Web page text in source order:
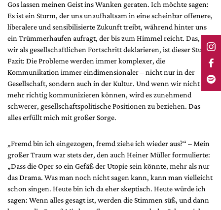
Gos lassen meinen Geist ins Wanken geraten. Ich möchte sagen:
Es ist ein Sturm, der uns unaufhaltsam in eine scheinbar offenere,
liberalere und sensibilisierte Zukunft treibt, während hinter uns
ein Trümmerhaufen aufragt, der bis zum Himmel reicht. Das, was
wir als gesellschaftlichen Fortschritt deklarieren, ist dieser Sturm.
Fazit: Die Probleme werden immer komplexer, die
Kommunikation immer eindimensionaler – nicht nur in der
Gesellschaft, sondern auch in der Kultur. Und wenn wir nicht
mehr richtig kommunizieren können, wird es zunehmend
schwerer, gesellschaftspolitische Positionen zu beziehen. Das
alles erfüllt mich mit großer Sorge.
„Fremd bin ich eingezogen, fremd ziehe ich wieder aus?“ – Mein
großer Traum war stets der, den auch Heiner Müller formulierte:
„Dass die Oper so ein Gefäß der Utopie sein könnte, mehr als nur
das Drama. Was man noch nicht sagen kann, kann man vielleicht
schon singen. Heute bin ich da eher skeptisch. Heute würde ich
sagen: Wenn alles gesagt ist, werden die Stimmen süß, und dann